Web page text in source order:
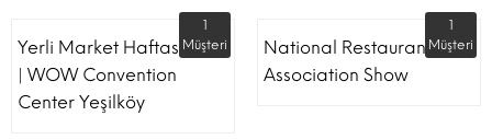
Yerli Market Haftası Fuarı
| WOW Convention
Center Yeşilköy
1
Müşteri
National Restaurant
Association Show
1
Müşteri